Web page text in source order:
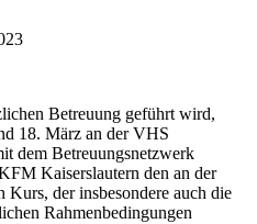
Betreuung geführt wird,
18. März an der VHS
dem Betreuungsnetzwerk
Kaiserslautern den an der
der insbesondere auch die
Rahmenbedingungen